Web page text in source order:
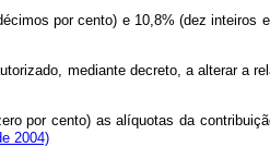
por cento) e 10,8% (dez
mediante decreto, a alterar a
por cento) as alíquotas da
2004)